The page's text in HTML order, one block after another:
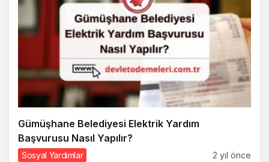
Gümüşhane Belediyesi Elektrik Yardım
Başvurusu Nasıl Yapılır?
Sosyal Yardımlar 2 yıl önce